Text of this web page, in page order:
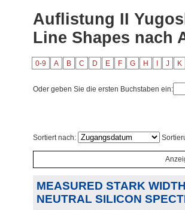
Auflistung II
Line Shapes nach
0-9 A B C D E F G H J K
Oder geben Sie die ersten Buchstaben ein:
Sortiert nach:
MEASURED STARK
NEUTRAL SILICON